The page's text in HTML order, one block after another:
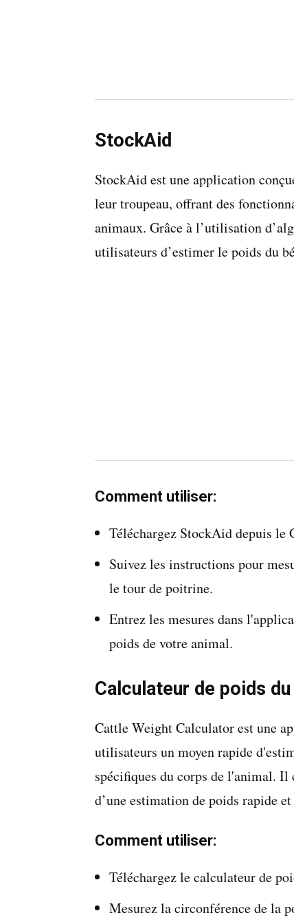
StockAid
StockAid est une application
leur troupeau, offrant des
animaux. Grâce à l’utilisation
utilisateurs d’estimer le poids du
Comment utiliser:
Téléchargez StockAid depuis le
Suivez les instructions pour
le tour de poitrine.
Entrez les mesures dans
poids de votre animal.
Calculateur de poids du
Cattle Weight Calculator est une
utilisateurs un moyen rapide
spécifiques du corps de l'animal.
d’une estimation de poids rapide et
Comment utiliser:
Téléchargez le calculateur de
Mesurez la circonférence de la